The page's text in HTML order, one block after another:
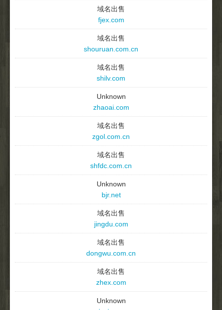
域名出售
fjex.com
域名出售
shouruan.com.cn
域名出售
shilv.com
Unknown
zhaoai.com
域名出售
zgol.com.cn
域名出售
shfdc.com.cn
Unknown
bjr.net
域名出售
jingdu.com
域名出售
dongwu.com.cn
域名出售
zhex.com
Unknown